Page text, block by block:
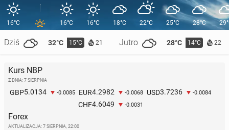
16°C
Dziś 32°C 15°C 21 Jutro 28°C 14°C 22
16°C 16°C 18°C 22°C 25°C 28°C
Kurs NBP
Z DNIA: 7 SIERPNIA
GBP5.0134 -0.0085 EUR4.2982 -0.0068 USD3.7236 -0.0084
CHF4.6049 -0.0031
Forex
AKTUALIZACJA: 7 SIERPNIA, 22:00